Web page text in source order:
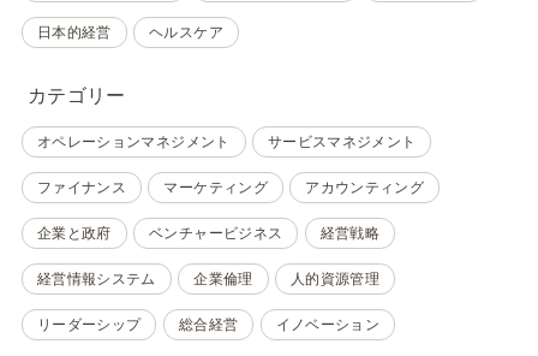
日本的経営 ヘルスケア
カテゴリー
オペレーションマネジメント サービスマネジメント
ファイナンス マーケティング アカウンティング
企業と政府 ベンチャービジネス 経営戦略
経営情報システム 企業倫理 人的資源管理
リーダーシップ 総合経営 イノベーション